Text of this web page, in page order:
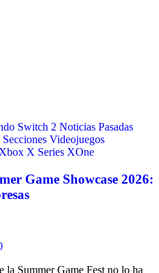
Switch 2 Noticias Pasadas
Secciones Videojuegos
Xbox X Series XOne
Game Showcase 2026:
la Summer Game Fest no lo ha